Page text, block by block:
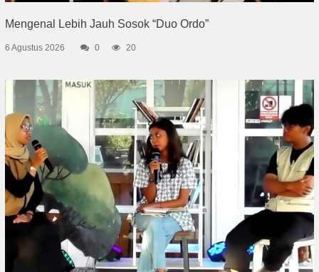
Mengenal Lebih Jauh Sosok “Duo Ordo”
6 Agustus 2026 0 20